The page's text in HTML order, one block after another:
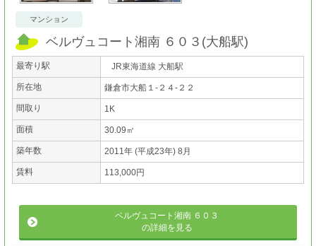
マンション
ベルヴュコート湘南 ６０３ (大船駅)
最寄り駅 JR東海道線 大船駅
所在地 鎌倉市大船１-２４-２２
間取り 1K
面積 30.09㎡
築年数 2011年 (平成23年) 8月
賃料 113,000円
ベルヴュコート湘南 ６０３
の詳細を見る